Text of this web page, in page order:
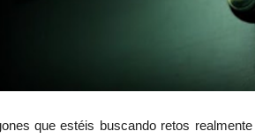
que estéis buscando retos